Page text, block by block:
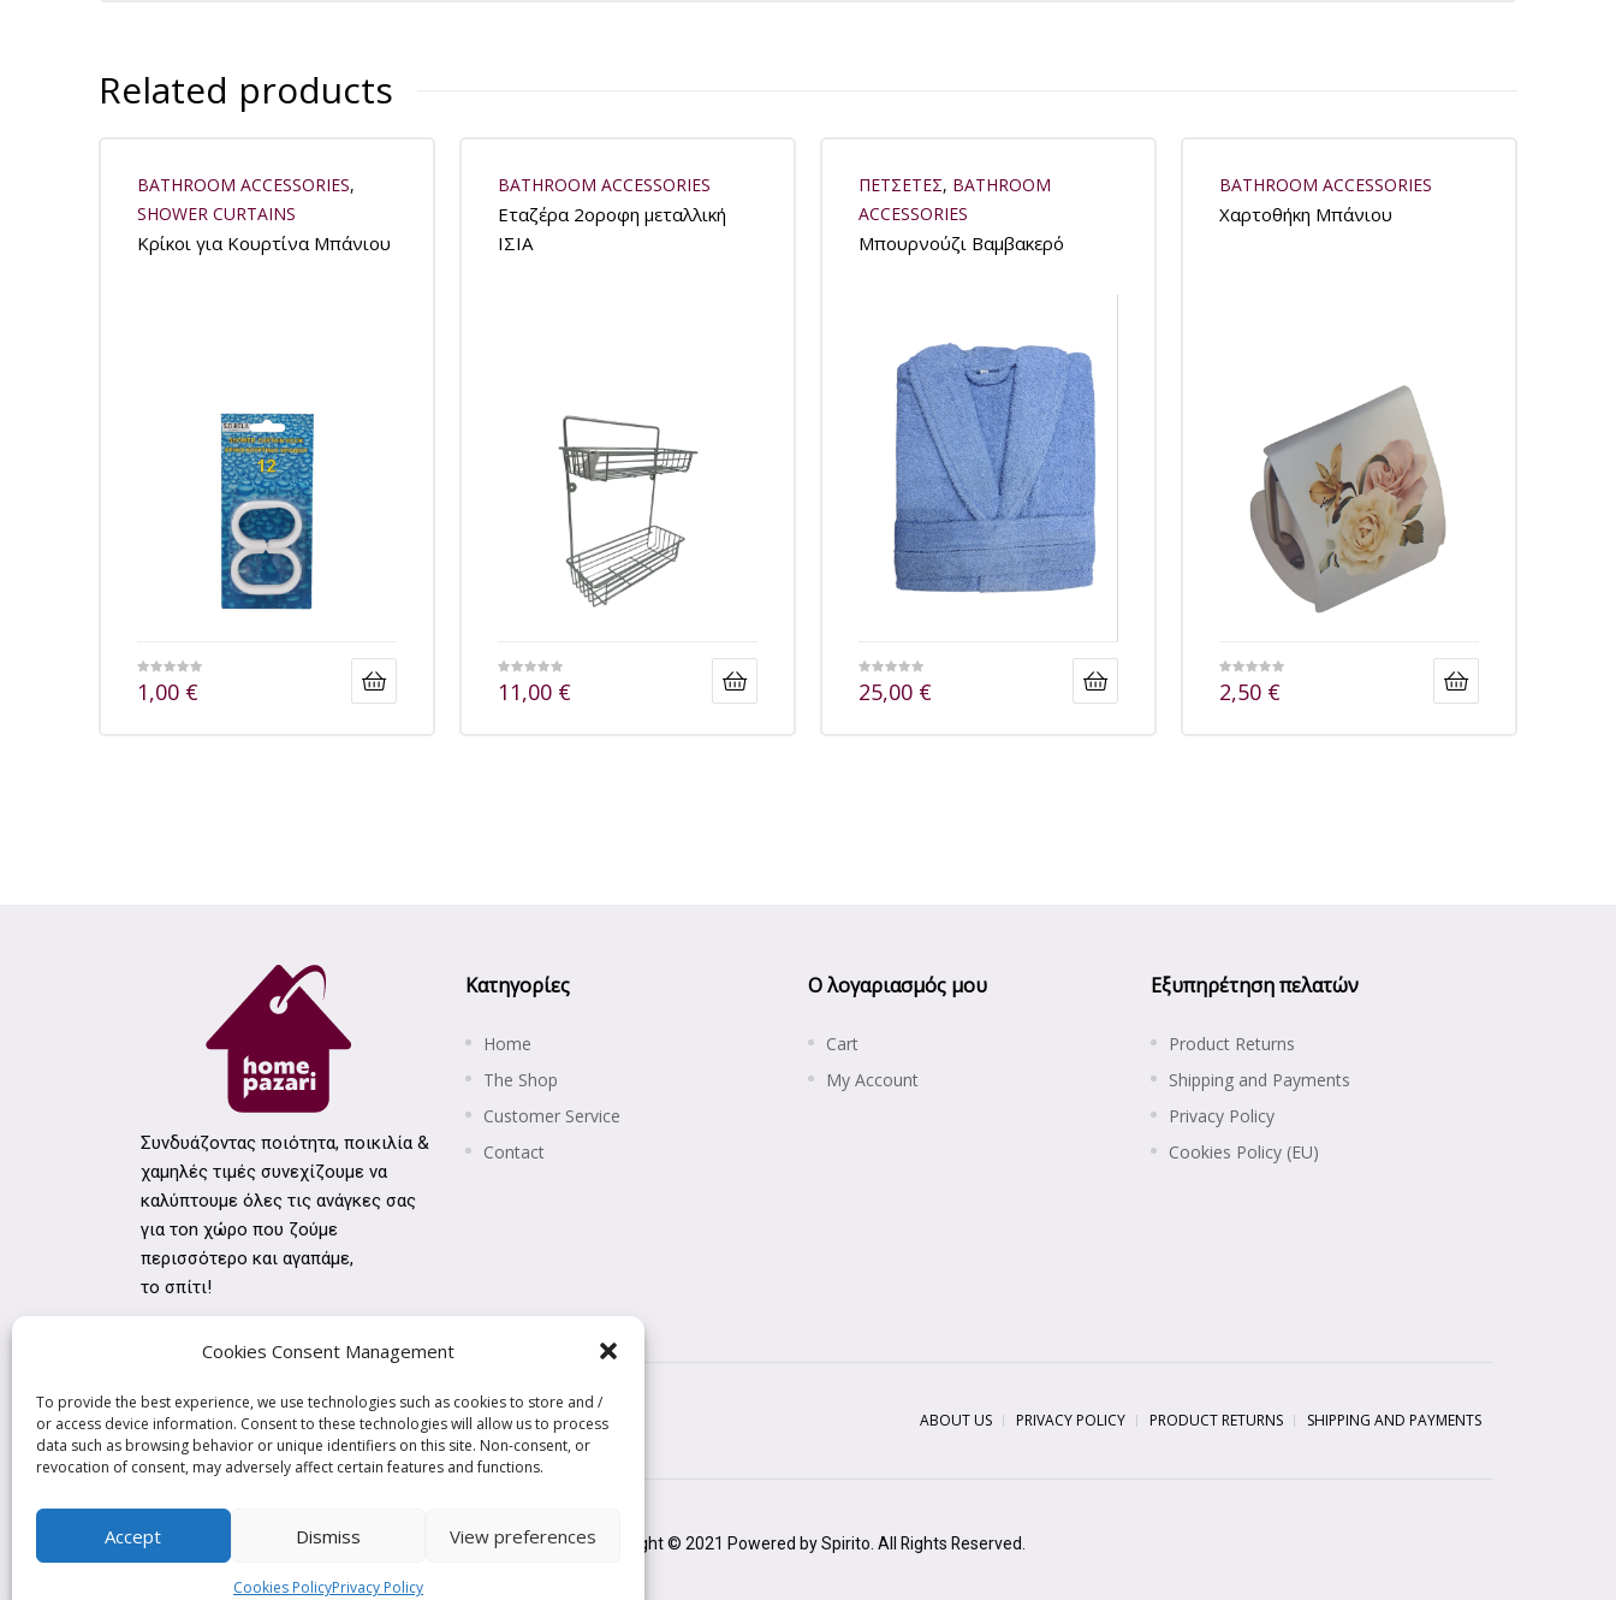
Cookies Consent Management
To provide the best experience, we use technologies such as cookies to store and /
or access device information. Consent to these technologies will allow us to process
data such as browsing behavior or unique identifiers on this site. Non-consent, or
revocation of consent, may adversely affect certain features and functions.
Accept Dismiss View preferences
Cookies PolicyPrivacy Policy
Related products
BATHROOM ACCESSORIES,
SHOWER CURTAINS
Κρίκοι για Κουρτίνα Μπάνιου
1,00 €
BATHROOM ACCESSORIES
Εταζέρα 2oροφη μεταλλική
ΙΣΙΑ
11,00 €
ΠΕΤΣΕΤΕΣ, BATHROOM
ACCESSORIES
Μπουρνούζι Βαμβακερό
25,00 €
BATHROOM ACCESSORIES
Χαρτοθήκη Μπάνιου
2,50 €
Συνδυάζοντας ποιότητα, ποικιλία &
χαμηλές τιμές συνεχίζουμε να
καλύπτουμε όλες τις ανάγκες σας
για τοn χώρο που ζούμε
περισσότερο και αγαπάμε,
το σπίτι!
Κατηγορίες
Home
The Shop
Customer Service
Contact
Ο λογαριασμός μου
Cart
My Account
Εξυπηρέτηση πελατών
Product Returns
Shipping and Payments
Privacy Policy
Cookies Policy (EU)
ABOUT US PRIVACY POLICY PRODUCT RETURNS SHIPPING AND PAYMENTS
Copyright © 2021 Powered by Spirito. All Rights Reserved.